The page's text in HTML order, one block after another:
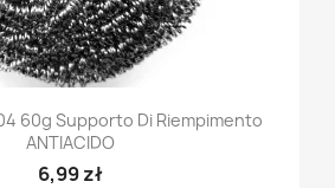
60g Supporto Di Riempimento
ANTIACIDO
6,99 zł